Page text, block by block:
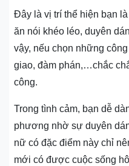
Đây là vị trí thể hiện bạn
ăn nói khéo léo, duyên
vậy, nếu chọn những
giao, đàm phán,…chắc
công.
Trong tình cảm, bạn dễ
phương nhờ sự duyên
nữ có đặc điểm này chỉ
mới có được cuộc sống